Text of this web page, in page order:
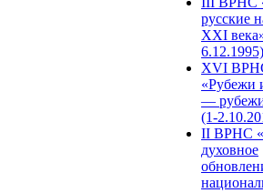
русские
XXI
6.12.1995)
XVI
«Рубежи
—
(1-
II ВРНС
духовное